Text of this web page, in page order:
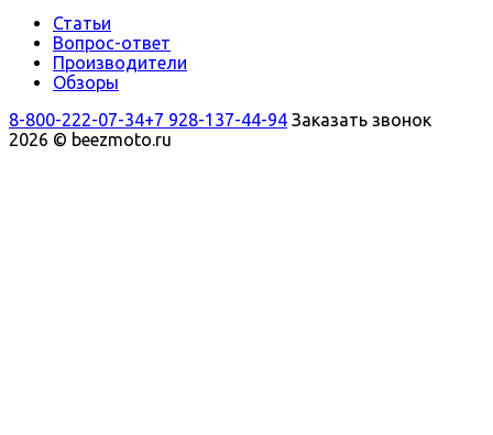
Статьи
Вопрос-ответ
Производители
Обзоры
8-800-222-07-34+7 928-137-44-94 Заказать звонок
2026 © beezmoto.ru